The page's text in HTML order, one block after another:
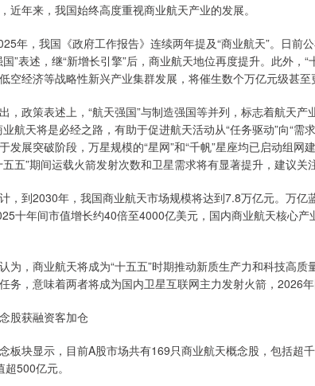
年来，我国始终高度重视商业航天产业的发展。
，我国《政府工作报告》连续两年提及“商业航天”。日前
”表述，继“新增长引擎”后，商业航天地位再度提升。此外，
空经济等战略性新兴产业集群发展，将催生数个万亿元级甚至
政策表述上，“航天强国”与制造强国等并列，标志着航天产
业航天将是必经之路，有助于促进航天活动从“任务驱动”向“
发展突破阶段，万星规模的“星网”和“千帆”星座均已启动组
五”期间运载火箭发射次数和卫星需求将有显著提升，建议关
到2030年，我国商业航天市场规模将达到7.8万亿元。万亿
十年间市值增长约40倍至4000亿美元，国内商业航天核心
，商业航天将成为“十五五”时期推动新质生产力和科技高质
务，意味着两者将成为国内卫星互联网主力发射火箭，2026
获融资客加仓
块显示，目前A股市场共有169只商业航天概念股，包括超
500亿元。